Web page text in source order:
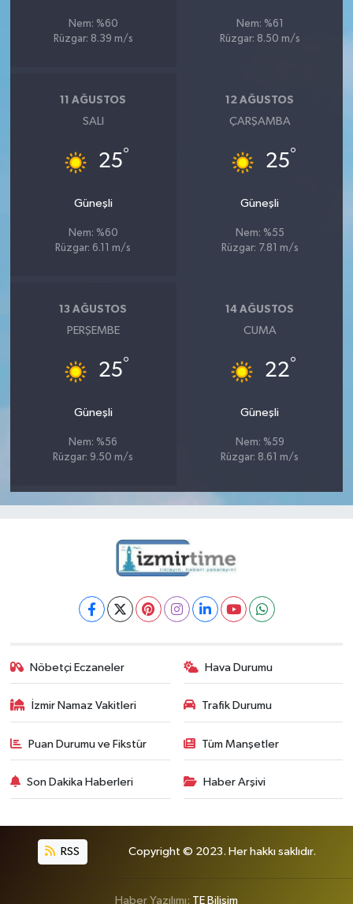
Nem: %60
Rüzgar: 8.39 m/s
Nem: %61
Rüzgar: 8.50 m/s
11 AĞUSTOS
SALI
25°
Güneşli
Nem: %60
Rüzgar: 6.11 m/s
12 AĞUSTOS
ÇARŞAMBA
25°
Güneşli
Nem: %55
Rüzgar: 7.81 m/s
13 AĞUSTOS
PERŞEMBE
25°
Güneşli
Nem: %56
Rüzgar: 9.50 m/s
14 AĞUSTOS
CUMA
22°
Güneşli
Nem: %59
Rüzgar: 8.61 m/s
Nöbetçi Eczaneler Hava Durumu
İzmir Namaz Vakitleri Trafik Durumu
Puan Durumu ve Fikstür Tüm Manşetler
Son Dakika Haberleri Haber Arşivi
RSS Copyright © 2023. Her hakkı saklıdır.
Haber Yazılımı: TE Bilişim